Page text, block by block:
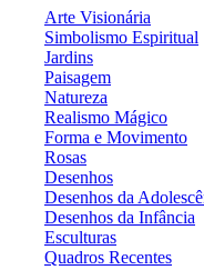
Arte Visionária
Simbolismo Espiritual
Jardins
Paisagem
Natureza
Realismo Mágico
Forma e Movimento
Rosas
Desenhos
Desenhos da
Desenhos da Infância
Esculturas
Quadros Recentes